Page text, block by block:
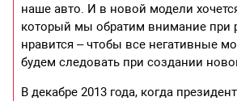
наше авто. И в новой модели
который мы обратим внимание при
нравится – чтобы все негативные
будем следовать при создании
В декабре 2013 года, когда